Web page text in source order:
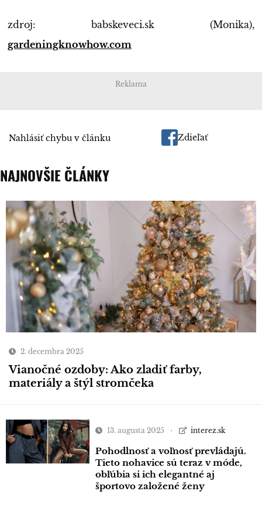
zdroj: babskeveci.sk (Monika),
gardeningknowhow.com
Reklama
Nahlásiť chybu v článku Zdieľať
NAJNOVŠIE ČLÁNKY
2. decembra 2025
Vianočné ozdoby: Ako zladiť farby,
materiály a štýl stromčeka
13. augusta 2025 interez.sk
Pohodlnosť a voľnosť prevládajú.
Tieto nohavice sú teraz v móde,
obľúbia si ich elegantné aj
športovo založené ženy